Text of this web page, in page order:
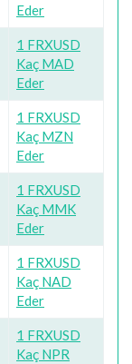
Eder
1 FRXUSD
Kaç MAD
Eder
1 FRXUSD
Kaç MZN
Eder
1 FRXUSD
Kaç MMK
Eder
1 FRXUSD
Kaç NAD
Eder
1 FRXUSD
Kaç NPR